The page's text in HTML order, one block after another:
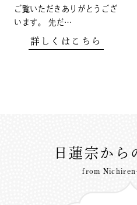
ご覧いただきありがとうござ
います。 先だ…
詳しくはこちら
日蓮宗から
from